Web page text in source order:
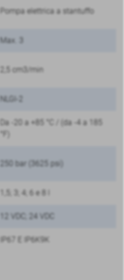
Pompa elettrica a stantuffo
Max. 3
2,5 cm3/min
NLGI-2
Da -20 a +85 °C / (da -4 a 185
°F)
250 bar (3625 psi)
1,5; 3; 4; 6 e 8 l
12 VDC; 24 VDC
IP67 E IP6K9K